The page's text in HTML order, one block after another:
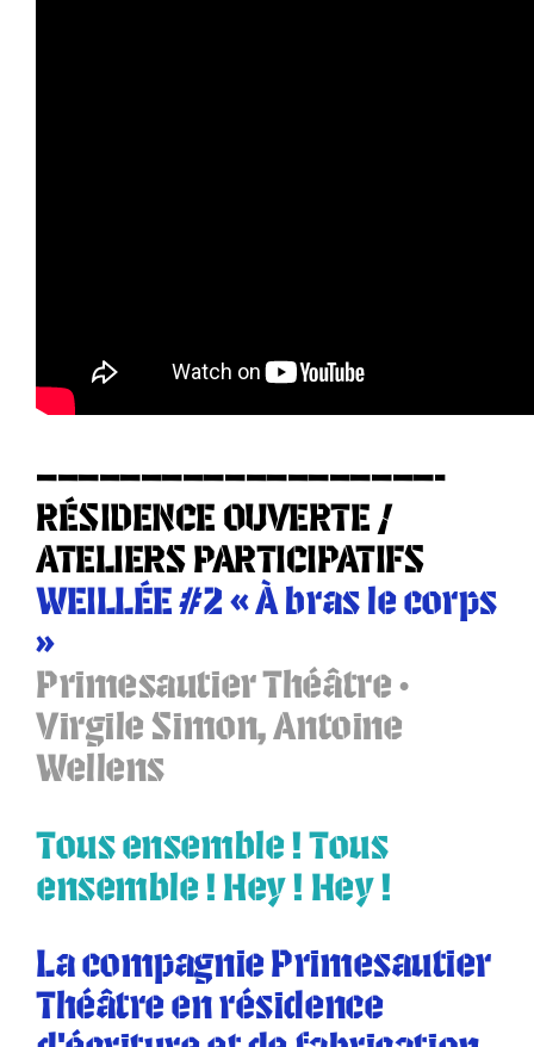
———————————————————-
RÉSIDENCE OUVERTE /
ATELIERS PARTICIPATIFS
WEILLÉE #2 «À bras le corps
»
Primesautier Théâtre •
Virgile Simon, Antoine
Wellens
Tous ensemble ! Tous
ensemble ! Hey ! Hey !
Lacompagnie Primesautier
Théâtreen résidence